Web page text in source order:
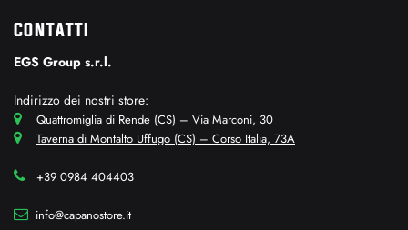
CONTATTI
EGS Group s.r.l.
Indirizzo dei nostri store:
Quattromiglia di Rende (CS) – Via Marconi, 30
Taverna di Montalto Uffugo (CS) – Corso Italia, 73A
+39 0984 404403
info@capanostore.it